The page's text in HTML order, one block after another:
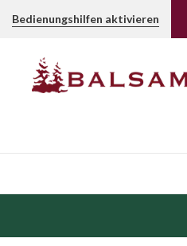
Bedienungshilfen aktivieren